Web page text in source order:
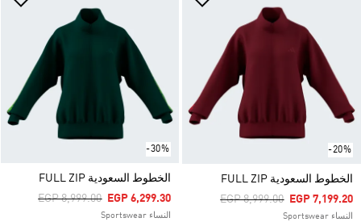
-20%
الخطوط السعودية FULL ZIP
Price Reduced From
EGP 8,999.00ToEGP 7,199.20
النساء Sportswear
-30%
الخطوط السعودية FULL ZIP
Price Reduced From
EGP 8,999.00ToEGP 6,299.30
النساء Sportswear